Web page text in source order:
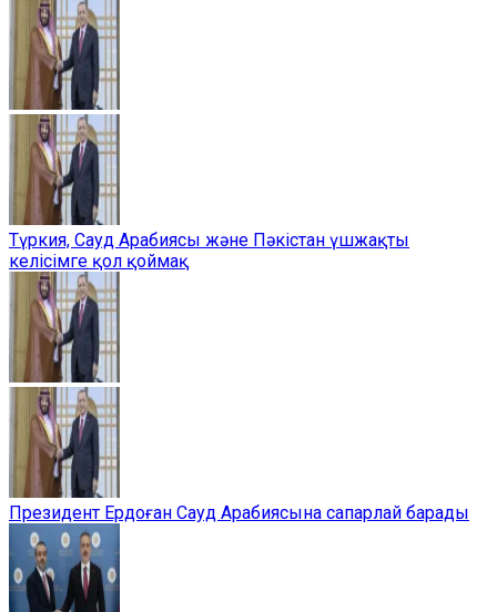
Түркия, Сауд Арабиясы және Пәкістан үшжақты
келісімге қол қоймақ
Президент Ердоған Сауд Арабиясына сапарлай барады